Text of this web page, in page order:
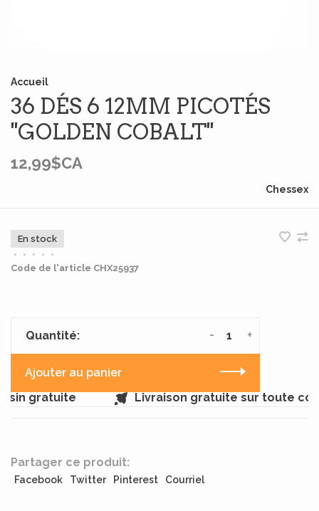
Accueil
36 DÉS 6 12MM PICOTÉS
''GOLDEN COBALT''
12,99$CA
Chessex
En stock
•
• • •
•
Code de l'article CHX25937
Quantité: +
-
Ajouter au panier
gratuite
Livraison gratuite sur toute
Partager ce produit:
Facebook Twitter Pinterest Courriel